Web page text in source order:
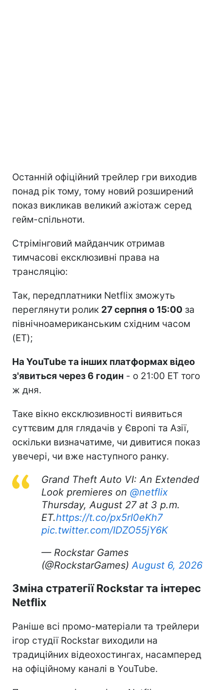
Останній офіційний трейлер гри виходив
понад рік тому, тому новий розширений
показ викликав великий ажіотаж серед
гейм-спільноти.
Стрімінговий майданчик отримав
тимчасові ексклюзивні права на
трансляцію:
Так, передплатники Netflix зможуть
переглянути ролик 27 серпня о 15:00 за
північноамериканським східним часом
(ET);
На YouTube та інших платформах відео
з'явиться через 6 годин - о 21:00 ET того
ж дня.
Таке вікно ексклюзивності виявиться
суттєвим для глядачів у Європі та Азії,
оскільки визначатиме, чи дивитися показ
увечері, чи вже наступного ранку.
Grand Theft Auto VI: An Extended
Look premieres on @netflix
Thursday, August 27 at 3 p.m.
ET.https://t.co/px5rI0eKh7
pic.twitter.com/IDZO55jY6K
— Rockstar Games
(@RockstarGames) August 6, 2026
Зміна стратегії Rockstar та інтерес
Netflix
Раніше всі промо-матеріали та трейлери
ігор студії Rockstar виходили на
традиційних відеохостингах, насамперед
на офіційному каналі в YouTube.